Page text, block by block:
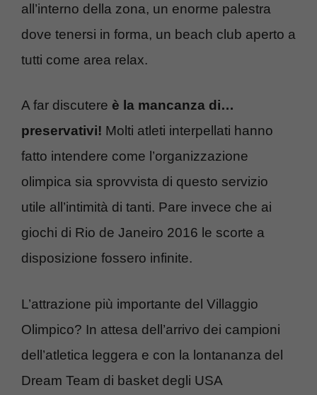
all’interno della zona, un enorme palestra
dove tenersi in forma, un beach club aperto a
tutti come area relax.
A far discutere è la mancanza di…
preservativi! Molti atleti interpellati hanno
fatto intendere come l’organizzazione
olimpica sia sprovvista di questo servizio
utile all’intimità di tanti. Pare invece che ai
giochi di Rio de Janeiro 2016 le scorte a
disposizione fossero infinite.
L’attrazione più importante del Villaggio
Olimpico? In attesa dell’arrivo dei campioni
dell’atletica leggera e con la lontananza del
Dream Team di basket degli USA